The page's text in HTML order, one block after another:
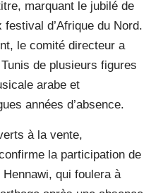
marquant le jubilé de
d’Afrique du Nord.
le comité directeur a
de plusieurs figures
arabe et
années d’absence.
à la vente,
la participation de
qui foulera à